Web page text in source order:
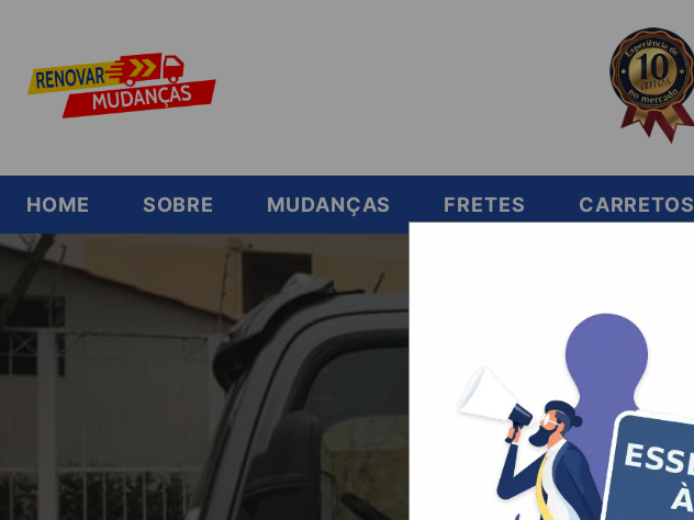
HOME SOBRE MUDANÇAS FRETES CARRETOS